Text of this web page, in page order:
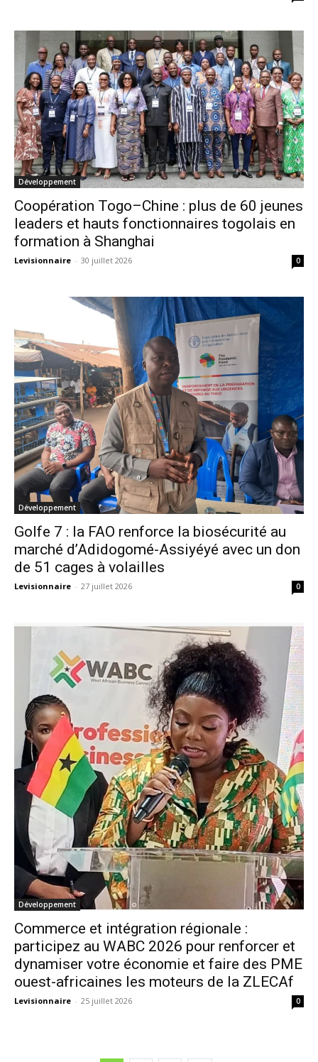
Développement
Coopération Togo–Chine : plus de 60 jeunes
leaders et hauts fonctionnaires togolais en
formation à Shanghai
Levisionnaire - 30 juillet 2026 0
Développement
Golfe 7 : la FAO renforce la biosécurité au
marché d’Adidogomé-Assiyéyé avec un don
de 51 cages à volailles
Levisionnaire - 27 juillet 2026 0
Développement
Commerce et intégration régionale :
participez au WABC 2026 pour renforcer et
dynamiser votre économie et faire des PME
ouest-africaines les moteurs de la ZLECAf
Levisionnaire - 25 juillet 2026 0